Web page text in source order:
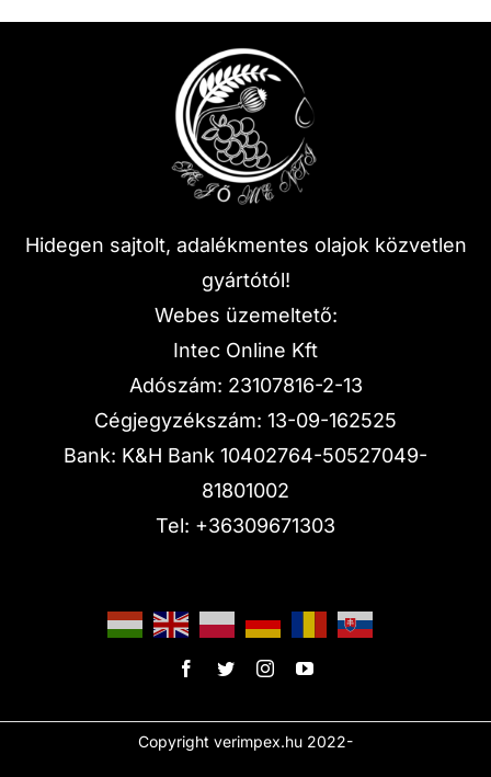
Hidegen sajtolt, adalékmentes olajok közvetlen
gyártótól!
Webes üzemeltető:
Intec Online Kft
Adószám: 23107816-2-13
Cégjegyzékszám: 13-09-162525
Bank: K&H Bank 10402764-50527049-
81801002
Tel: +36309671303
Copyright verimpex.hu 2022-